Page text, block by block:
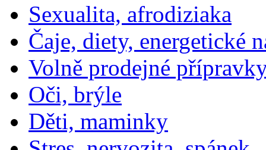
Sexualita, afrodiziaka
Čaje, diety, energetické
Volně prodejné
Oči, brýle
Děti, maminky